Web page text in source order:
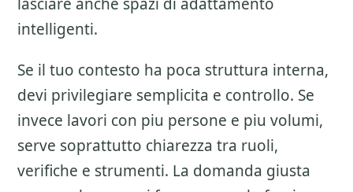
intelligenti.
Se il tuo contesto ha poca struttura interna,
devi privilegiare semplicita e controllo. Se
invece lavori con piu persone e piu volumi,
serve soprattutto chiarezza tra ruoli,
verifiche e strumenti. La domanda giusta